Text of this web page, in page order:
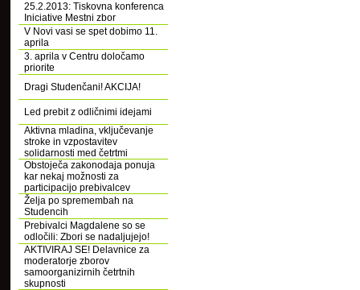
25.2.2013: Tiskovna konferenca
Iniciative Mestni zbor
V Novi vasi se spet dobimo 11.
aprila
3. aprila v Centru določamo
priorite
Dragi Studenčani! AKCIJA!
Led prebit z odličnimi idejami
Aktivna mladina, vključevanje
stroke in vzpostavitev
solidarnosti med četrtmi
Obstoječa zakonodaja ponuja
kar nekaj možnosti za
participacijo prebivalcev
Želja po spremembah na
Studencih
Prebivalci Magdalene so se
odločili: Zbori se nadaljujejo!
AKTIVIRAJ SE! Delavnice za
moderatorje zborov
samoorganizirnih četrtnih
skupnosti